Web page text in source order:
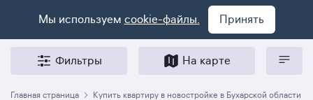
Мы используем cookie-файлы. Принять
Фильтры На карте
Главная страница Купить квартиру в новостройке в Бухарской области